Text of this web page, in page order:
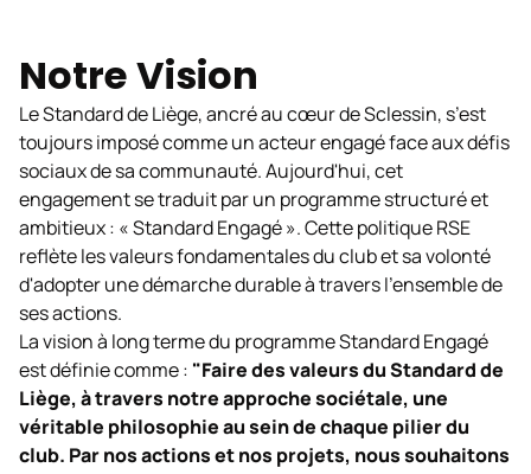
Notre Vision
Le Standard de Liège, ancré au cœur de Sclessin, s’est
toujours imposé comme un acteur engagé face aux défis
sociaux de sa communauté. Aujourd'hui, cet
engagement se traduit par un programme structuré et
ambitieux : « Standard Engagé ». Cette politique RSE
reflète les valeurs fondamentales du club et sa volonté
d'adopter une démarche durable à travers l'ensemble de
ses actions.
La vision à long terme du programme Standard Engagé
est définie comme : "Faire des valeurs du Standard de
Liège, à travers notre approche sociétale, une
véritable philosophie au sein de chaque pilier du
club. Par nos actions et nos projets, nous souhaitons